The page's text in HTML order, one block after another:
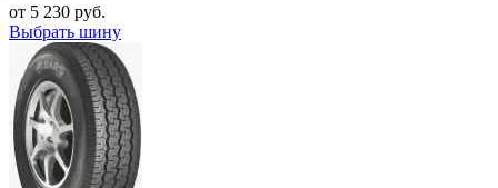
от 5 230 руб.
Выбрать шину